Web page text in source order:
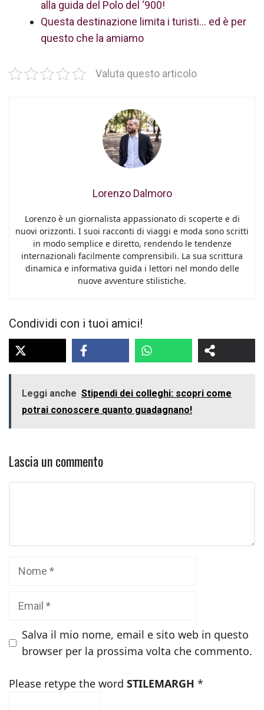
alla guida del Polo del ‘900!
Questa destinazione limita i turisti… ed è per
questo che la amiamo
Valuta questo articolo
Lorenzo Dalmoro
Lorenzo è un giornalista appassionato di scoperte e di
nuovi orizzonti. I suoi racconti di viaggi e moda sono scritti
in modo semplice e diretto, rendendo le tendenze
internazionali facilmente comprensibili. La sua scrittura
dinamica e informativa guida i lettori nel mondo delle
nuove avventure stilistiche.
Condividi con i tuoi amici!
Leggi anche Stipendi dei colleghi: scopri come
potrai conoscere quanto guadagnano!
Lascia un commento
Salva il mio nome, email e sito web in questo
browser per la prossima volta che commento.
Please retype the word STILEMARGH *